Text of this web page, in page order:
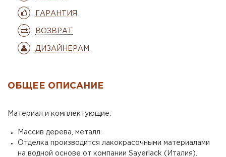
ГАРАНТИЯ
ВОЗВРАТ
ДИЗАЙНЕРАМ
ОБЩЕЕ ОПИСАНИЕ
Материал и комплектующие:
Массив дерева, металл.
Отделка производится лакокрасочными материалами
на водной основе от компании Sayerlack (Италия).